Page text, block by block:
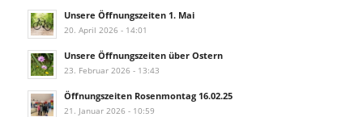
Unsere Öffnungszeiten 1. Mai
20. April 2026 - 14:01
Unsere Öffnungszeiten über Ostern
23. Februar 2026 - 13:43
Öffnungszeiten Rosenmontag 16.02.25
21. Januar 2026 - 10:59